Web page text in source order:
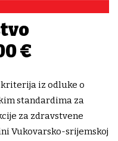
€
kriterija iz odluke o
standardima za
za zdravstvene
Vukovarsko-srijemskoj